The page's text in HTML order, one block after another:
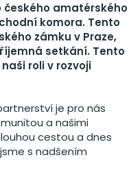
českého amatérského
komora. Tento
zámku v Praze,
setkání. Tento
roli v rozvoji
je pro nás
a našimi
cestou a dnes
s nadšením